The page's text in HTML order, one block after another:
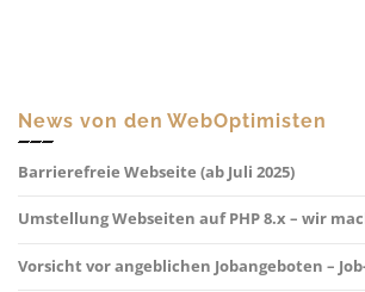
News von den WebOptimisten
Barrierefreie Webseite (ab Juli 2025)
Umstellung Webseiten auf PHP 8.x – wir
Vorsicht vor angeblichen Jobangeboten –